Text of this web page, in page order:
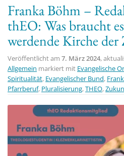
Franka Böhm –
thEO: Was braucht
werdende Kirche
Veröffentlicht am 7. März 2024,
Allgemein markiert mit Evangelische
Spiritualität, Evangelischer Bund,
Pfarrberuf, Pluralisierung,THEO,